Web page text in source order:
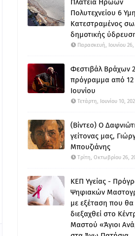
Πλατεία Ηρώων
Πολυτεχνείου 6
Κατεστραμένος
δημοτικής
Παρασκευή, Ιουνίου 26,
Φεστιβάλ Βράχων
πρόγραμμα από 12
Ιουνίου
Τετάρτη, Ιουνίου 10,
(Βίντεο) Ο
γείτονας μας,
Μπουζιάνης
Τρίτη, Οκτωβρίου 26,
ΚΕΠ Υγείας -
Ψηφιακών
με εξέταση που θα
διεξαχθεί στο
Μαστού «Άγιοι